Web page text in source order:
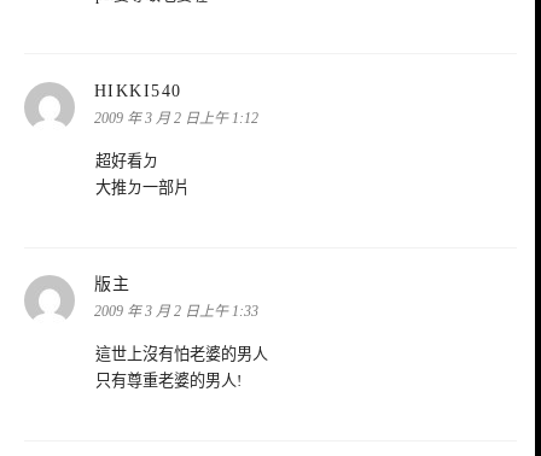
HIKKI540
示:
2009 年 3 月 2 日上午 1:12
超好看ㄉ
大推ㄉ一部片
版主
示:
2009 年 3 月 2 日上午 1:33
這世上沒有怕老婆的男人
只有尊重老婆的男人!